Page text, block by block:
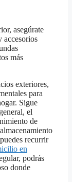
asegúrate
accesorios
más
exteriores,
para
Sigue
el
de
recurrir
en
podrás
donde